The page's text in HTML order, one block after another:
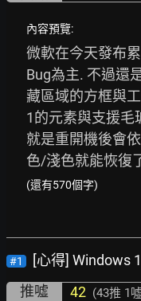
內容預覽:
微軟在今天發布
Bug為主. 不過還
藏區域的方框與
1的元素與支援毛
就是重開機後會
色/淺色就能恢復
(還有570個字)
#1
[心得] Windows
推噓
42 (43推 1